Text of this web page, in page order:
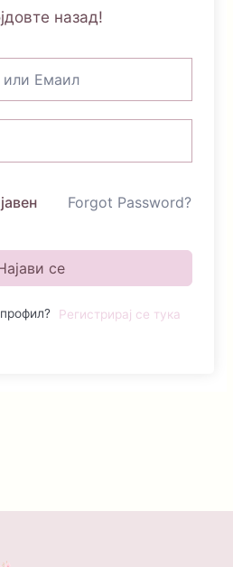
назад!
Forgot Password?
се
Регистрирај се тука